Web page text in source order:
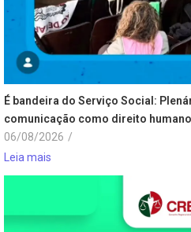
É bandeira do Serviço Social:
comunicação como direito
06/08/2026 /
Leia mais